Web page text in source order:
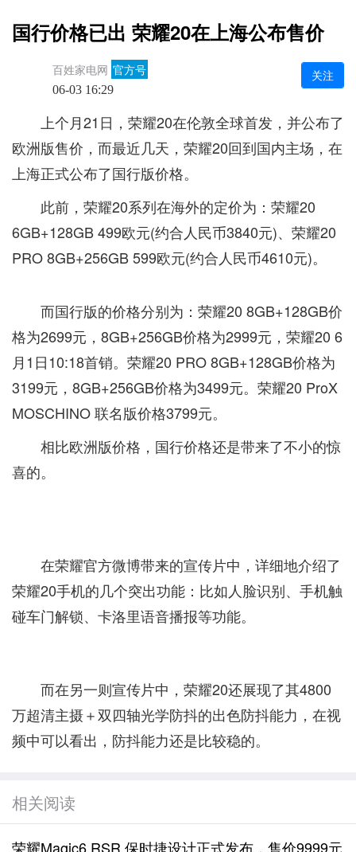
国行价格已出 荣耀20在上海公布售价
百姓家电网 官方号
06-03 16:29
关注
上个月21日，荣耀20在伦敦全球首发，并公布了
欧洲版售价，而最近几天，荣耀20回到国内主场，在
上海正式公布了国行版价格。
此前，荣耀20系列在海外的定价为：荣耀20
6GB+128GB 499欧元(约合人民币3840元)、荣耀20
PRO 8GB+256GB 599欧元(约合人民币4610元)。
而国行版的价格分别为：荣耀20 8GB+128GB价
格为2699元，8GB+256GB价格为2999元，荣耀20 6
月1日10:18首销。荣耀20 PRO 8GB+128GB价格为
3199元，8GB+256GB价格为3499元。荣耀20 ProX
MOSCHINO 联名版价格3799元。
相比欧洲版价格，国行价格还是带来了不小的惊
喜的。
在荣耀官方微博带来的宣传片中，详细地介绍了
荣耀20手机的几个突出功能：比如人脸识别、手机触
碰车门解锁、卡洛里语音播报等功能。
而在另一则宣传片中，荣耀20还展现了其4800
万超清主摄＋双四轴光学防抖的出色防抖能力，在视
频中可以看出，防抖能力还是比较稳的。
相关阅读
荣耀Magic6 RSR 保时捷设计正式发布，售价9999元